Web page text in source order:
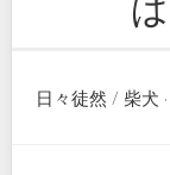
日々徒然 / 柴犬